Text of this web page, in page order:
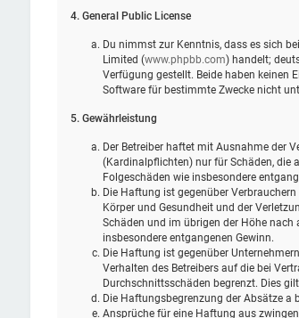
4. General Public License
Du nimmst zur Kenntnis, dass es sich
Limited (www.phpbb.com) handelt;
Verfügung gestellt. Beide haben keinen
Software für bestimmte Zwecke nicht
5. Gewährleistung
Der Betreiber haftet mit Ausnahme der
(Kardinalpflichten) nur für Schäden, die
Folgeschäden wie insbesondere
Die Haftung ist gegenüber
Körper und Gesundheit und der
Schäden und im übrigen der Höhe
insbesondere entgangenen Gewinn.
Die Haftung ist gegenüber
Verhalten des Betreibers auf die bei
Durchschnittsschäden begrenzt. Dies
Die Haftungsbegrenzung der Absätze
Ansprüche für eine Haftung aus